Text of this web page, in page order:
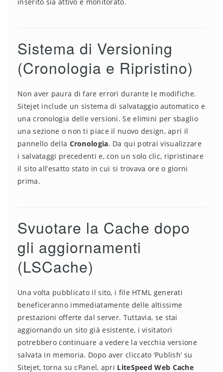
Sistema di Versioning
(Cronologia e Ripristino)
Non aver paura di fare errori durante le modifiche.
Sitejet include un sistema di salvataggio automatico e
una cronologia delle versioni. Se elimini per sbaglio
una sezione o non ti piace il nuovo design, apri il
pannello della Cronologia. Da qui potrai visualizzare
i salvataggi precedenti e, con un solo clic, ripristinare
il sito all’esatto stato in cui si trovava ore o giorni
prima.
Svuotare la Cache dopo
gli aggiornamenti
(LSCache)
Una volta pubblicato il sito, i file HTML generati
beneficeranno immediatamente delle altissime
prestazioni offerte dal server. Tuttavia, se stai
aggiornando un sito già esistente, i visitatori
potrebbero continuare a vedere la vecchia versione
salvata in memoria. Dopo aver cliccato ‘Publish’ su
Sitejet, torna su cPanel, apri LiteSpeed Web Cache